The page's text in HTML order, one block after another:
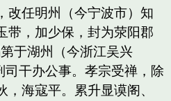
改任明州（今宁波市）知
带，加少保，封为荥阳郡
于湖州（今浙江吴兴
干办公事。孝宗受禅，除
海寇平。累升显谟阁、